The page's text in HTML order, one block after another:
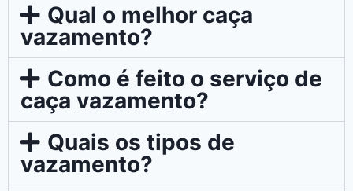
Qual o melhor caça
vazamento?
Como é feito o serviço de
caça vazamento?
Quais os tipos de
vazamento?